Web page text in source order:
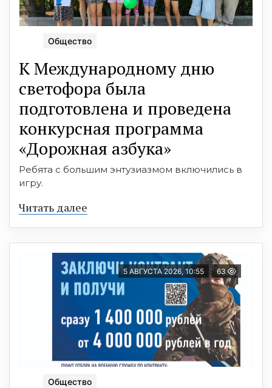
Общество
К Международному дню
светофора была
подготовлена и проведена
конкурсная программа
«Дорожная азбука»
Ребята с большим энтузиазмом включились в
игру.
Читать далее
5 АВГУСТА 2026, 10:55 63
Общество